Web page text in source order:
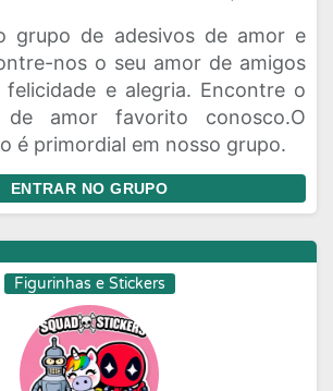
grupo de adesivos de amor e
nos o seu amor de amigos
e alegria. Encontre o
de amor favorito conosco.O
é primordial em nosso grupo.
ENTRAR NO GRUPO
Figurinhas e Stickers